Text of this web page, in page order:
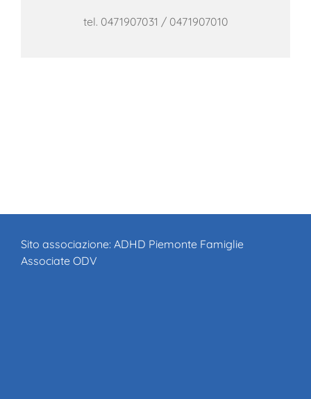
tel. 0471907031 / 0471907010
Sito associazione: ADHD Piemonte Famiglie
Associate ODV